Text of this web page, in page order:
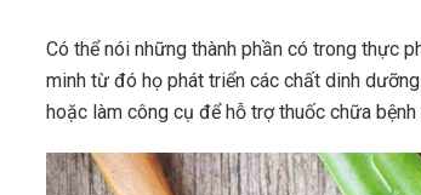
Có thể nói những thành phần có trong thực
minh từ đó họ phát triển các chất dinh
hoặc làm công cụ để hỗ trợ thuốc chữa